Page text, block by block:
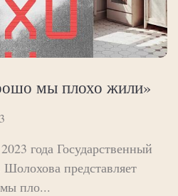
мы плохо жили»
года Государственный
представляет
пло...